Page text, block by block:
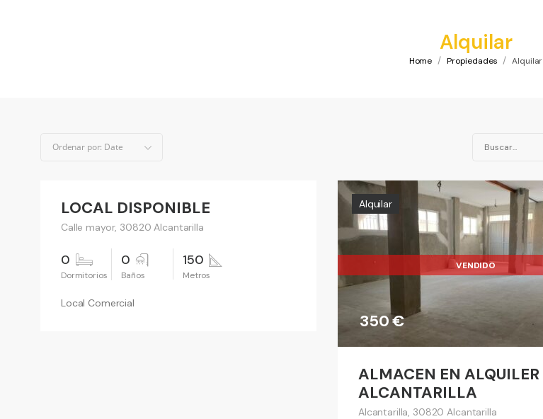
Alquilar
Home / Propiedades / Alquilar
Ordenar por: Date
Alquilar
900 €
LOCAL DISPONIBLE
Calle mayor, 30820 Alcantarilla
0 0 150
Local Comercial
Alquilar
350 €
VENDIDO
ALMACEN EN ALQUILER
ALCANTARILLA
Alcantarilla, 30820 Alcantarilla